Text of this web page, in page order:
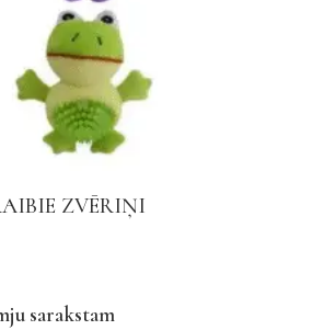
lai palielinātu
ZVĒRIŅI
sarakstam